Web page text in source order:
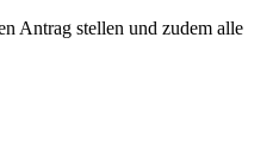
Antrag stellen und zudem alle